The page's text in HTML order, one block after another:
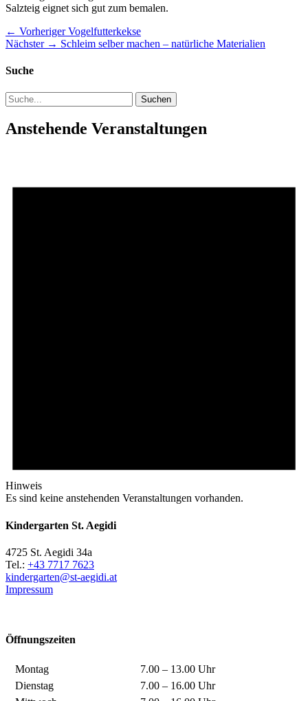
Salzteig eignet sich gut zum bemalen.
Beitragsnavigation
← Vorheriger Vorheriger
Beitrag:
Vogelfutterkekse
Nächster → Nächster
Schleim selber machen – natürliche Materialien
Suche
Suchen
nach:
Anstehende Veranstaltungen
Hinweis
Es sind keine anstehenden Veranstaltungen vorhanden.
Kindergarten St. Aegidi
4725 St. Aegidi 34a
Tel.: +43 7717 7623
kindergarten@st-aegidi.at
Impressum
Öffnungszeiten
Montag
7.00 – 13.00 Uhr
Dienstag
7.00 – 16.00 Uhr